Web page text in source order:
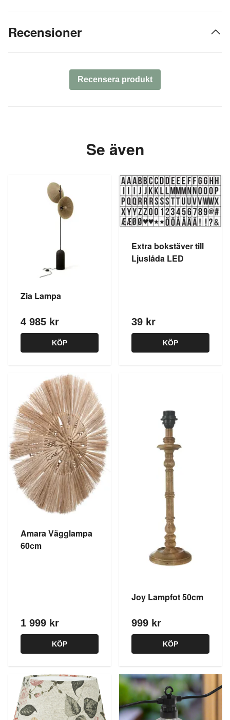
Recensioner
Recensera produkt
Se även
Zia Lampa
4 985 kr
KÖP
Extra bokstäver till
Ljuslåda LED
39 kr
KÖP
Amara Vägglampa
60cm
1 999 kr
KÖP
Joy Lampfot 50cm
999 kr
KÖP